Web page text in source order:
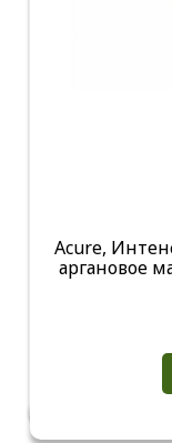
Acure,
аргановое